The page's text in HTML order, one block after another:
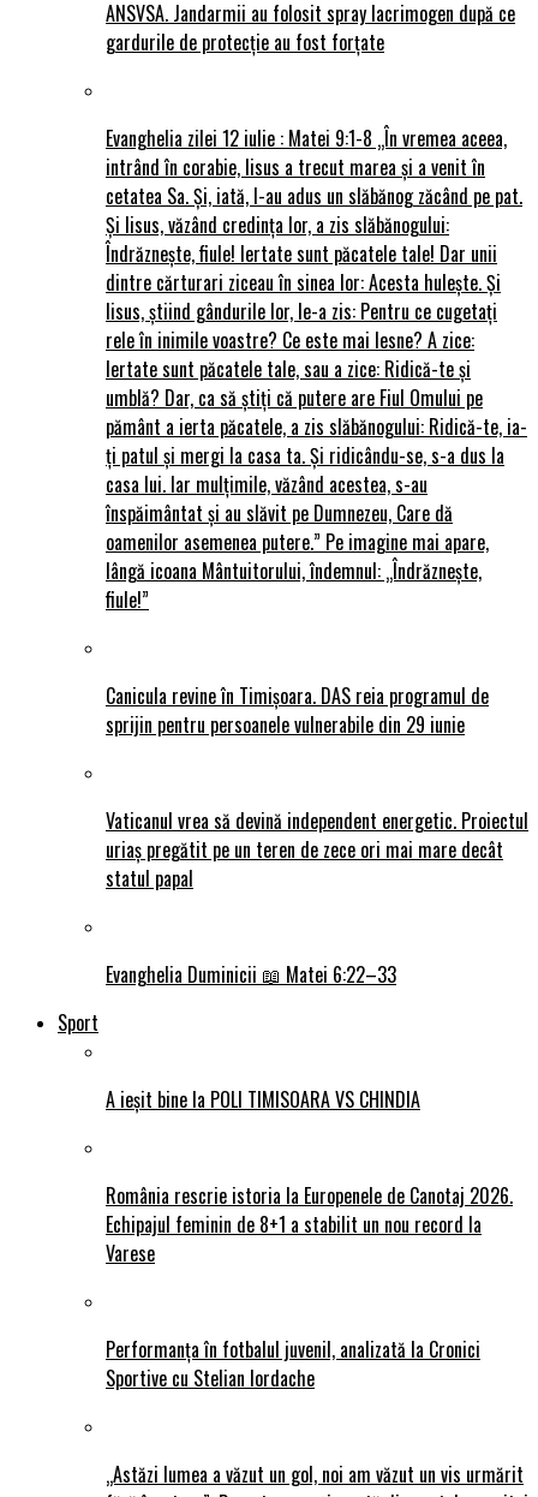
ANSVSA. Jandarmii au folosit spray lacrimogen după ce
gardurile de protecție au fost forțate
Evanghelia zilei 12 iulie : Matei 9:1-8 „În vremea aceea,
intrând în corabie, Iisus a trecut marea și a venit în
cetatea Sa. Și, iată, I-au adus un slăbănog zăcând pe pat.
Și Iisus, văzând credința lor, a zis slăbănogului:
Îndrăznește, fiule! Iertate sunt păcatele tale! Dar unii
dintre cărturari ziceau în sinea lor: Acesta hulește. Și
Iisus, știind gândurile lor, le-a zis: Pentru ce cugetați
rele în inimile voastre? Ce este mai lesne? A zice:
Iertate sunt păcatele tale, sau a zice: Ridică-te și
umblă? Dar, ca să știți că putere are Fiul Omului pe
pământ a ierta păcatele, a zis slăbănogului: Ridică-te, ia-
ți patul și mergi la casa ta. Și ridicându-se, s-a dus la
casa lui. Iar mulțimile, văzând acestea, s-au
înspăimântat și au slăvit pe Dumnezeu, Care dă
oamenilor asemenea putere.” Pe imagine mai apare,
lângă icoana Mântuitorului, îndemnul: „Îndrăznește,
fiule!”
Canicula revine în Timișoara. DAS reia programul de
sprijin pentru persoanele vulnerabile din 29 iunie
Vaticanul vrea să devină independent energetic. Proiectul
uriaș pregătit pe un teren de zece ori mai mare decât
statul papal
Evanghelia Duminicii 📖 Matei 6:22–33
Sport
A ieșit bine la POLI TIMISOARA VS CHINDIA
România rescrie istoria la Europenele de Canotaj 2026.
Echipajul feminin de 8+1 a stabilit un nou record la
Varese
Performanța în fotbalul juvenil, analizată la Cronici
Sportive cu Stelian Iordache
„Astăzi lumea a văzut un gol, noi am văzut un vis urmărit